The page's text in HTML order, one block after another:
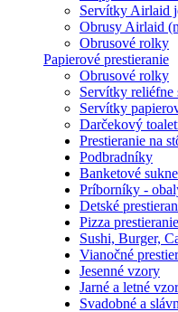
Servítky Airlaid
Obrusy Airlaid
Obrusové rolky
Papierové prestieranie
Obrusové rolky
Servítky reliéfne
Servítky
Darčekový
Prestieranie na
Podbradníky
Banketové sukne
Príborníky -
Detské
Pizza prestieranie
Sushi, Burger,
Vianočné
Jesenné vzory
Jarné a letné
Svadobné a